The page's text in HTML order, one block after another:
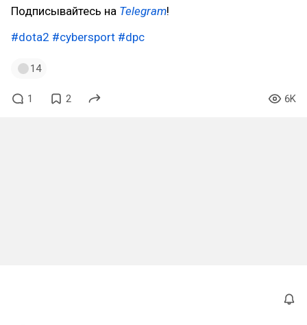
Подписывайтесь на Telegram!
#dota2 #cybersport #dpc
14
1 2 6K